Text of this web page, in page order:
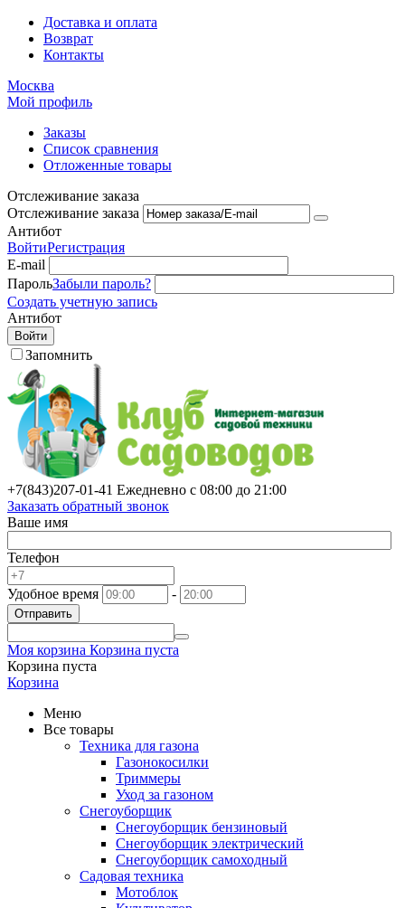
Доставка и оплата
Возврат
Контакты
Москва
Мой профиль
Заказы
Список сравнения
Отложенные товары
Отслеживание заказа
Отслеживание заказа
Антибот
ВойтиРегистрация
E-mail
ПарольЗабыли пароль?
Создать учетную запись
Антибот
Войти
Запомнить
+7(843)207-01-41 Ежедневно с 08:00 до 21:00
Заказать обратный звонок
Ваше имя
Телефон
Удобное время -
Отправить
Моя корзина Корзина пуста
Корзина пуста
Корзина
Меню
Все товары
Техника для газона
Газонокосилки
Триммеры
Уход за газоном
Снегоуборщик
Снегоуборщик бензиновый
Снегоуборщик электрический
Снегоуборщик самоходный
Садовая техника
Мотоблок